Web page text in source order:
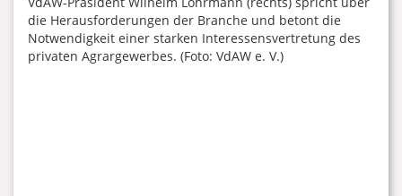
die Herausforderungen der Branche und betont die
Notwendigkeit einer starken Interessensvertretung des
privaten Agrargewerbes. (Foto: VdAW e. V.)